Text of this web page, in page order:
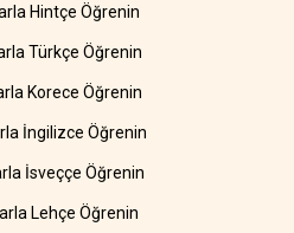
Hintçe Öğrenin
Türkçe Öğrenin
Korece Öğrenin
İngilizce Öğrenin
İsveççe Öğrenin
Lehçe Öğrenin